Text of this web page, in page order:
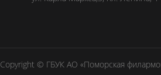
Copyright © ГБУК АО «Поморская